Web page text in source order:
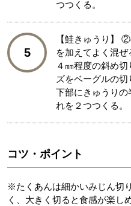
つつくる。
5
【鮭きゅうり】
を加えてよく混ぜ
４㎜程度の斜め
ズをベーグルの
下部にきゅうりの
れを２つつくる。
コツ・ポイント
※たくあんは細かいみじん切
く、大きく切ると食感が楽